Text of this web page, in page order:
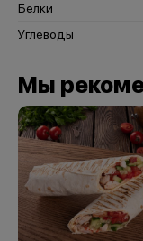
Белки
Углеводы
Мы